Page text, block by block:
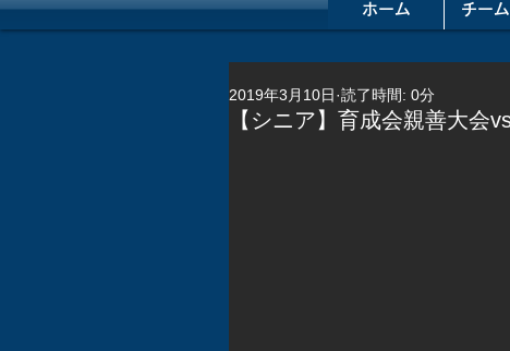
ホーム チー
【シニア】育成会親善大会
2019年3月10日 読了時間: 0分